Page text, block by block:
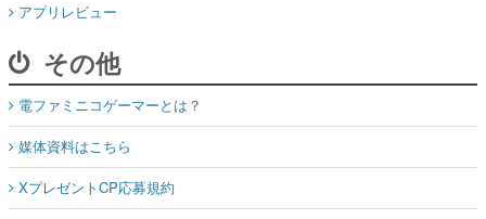
アプリレビュー
その他
電ファミニコゲーマーとは？
媒体資料はこちら
XプレゼントCP応募規約